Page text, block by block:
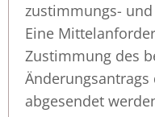
zustimmungs-
Eine
Zustimmung des
abgesendet